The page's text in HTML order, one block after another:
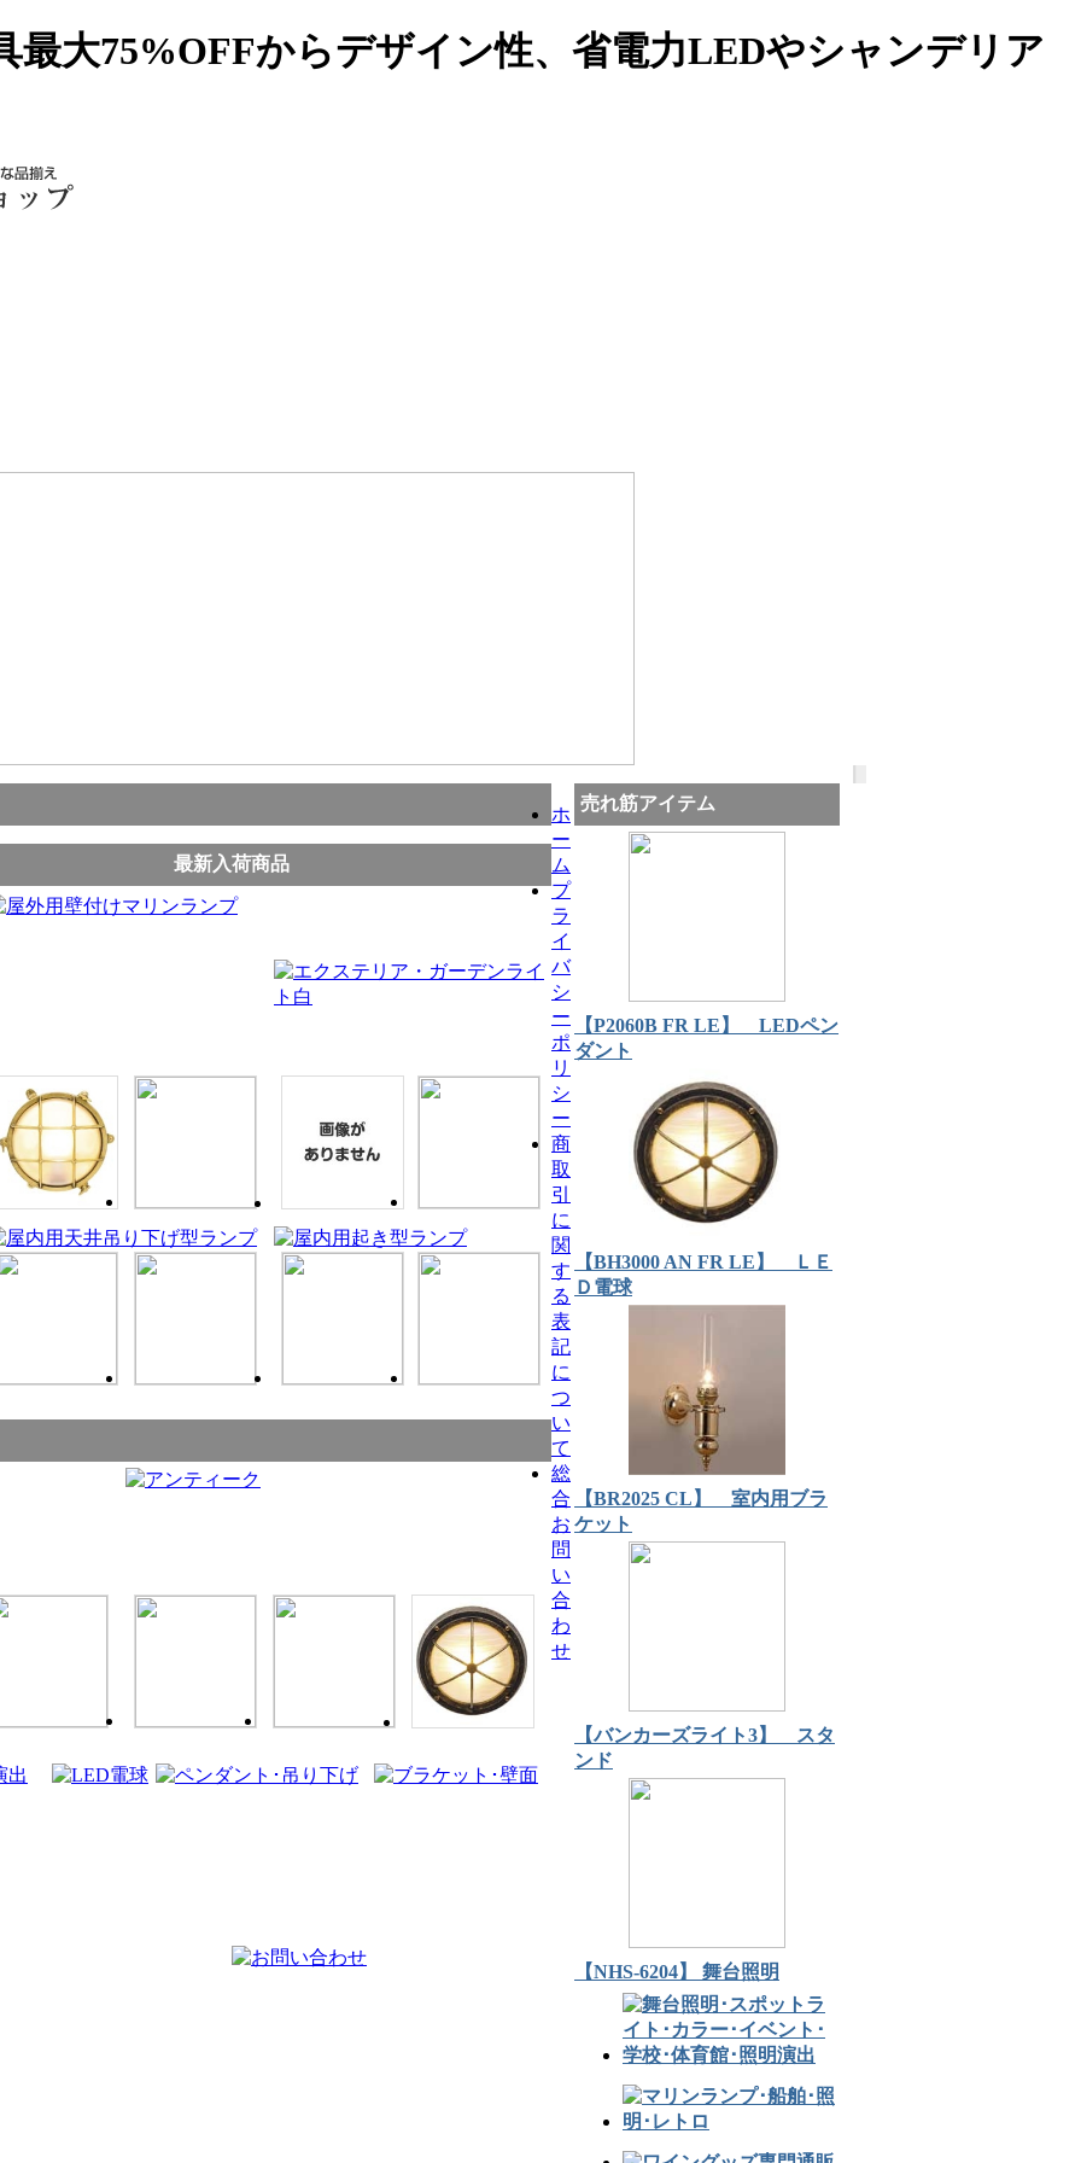
最大75%OFFからデザイン性、省電力LEDやシャンデリア
最新入荷商品
売れ筋アイテム
【P2060B FR LE】 LEDペン
ダント
【BH3000 AN FR LE】 ＬＥ
Ｄ電球
【BR2025 CL】 室内用ブラ
ケット
【バンカーズライト3】 スタ
ンド
【NHS-6204】 舞台照明
ホ
ー
ム
プ
ラ
イ
バ
シ
ー
ポ
リ
シ
ー
商
取
引
に
関
す
る
表
記
に
つ
い
て
総
合
お
問
い
合
わ
せ